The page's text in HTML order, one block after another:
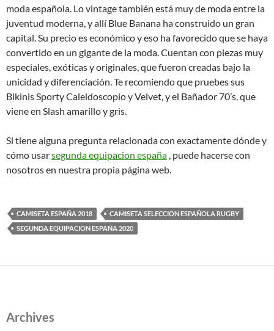
moda española. Lo vintage también está muy de moda entre la
juventud moderna, y allí Blue Banana ha construido un gran
capital. Su precio es económico y eso ha favorecido que se haya
convertido en un gigante de la moda. Cuentan con piezas muy
especiales, exóticas y originales, que fueron creadas bajo la
unicidad y diferenciación. Te recomiendo que pruebes sus
Bikinis Sporty Caleidoscopio y Velvet, y el Bañador 70’s, que
viene en Slash amarillo y gris.
Si tiene alguna pregunta relacionada con exactamente dónde y
cómo usarsegunda equipacion españa , puede hacerse con
nosotros en nuestra propia página web.
CAMISETA ESPAÑA 2018
CAMISETA SELECCION ESPAÑOLA RUGBY
SEGUNDA EQUIPACION ESPAÑA 2020
Archives